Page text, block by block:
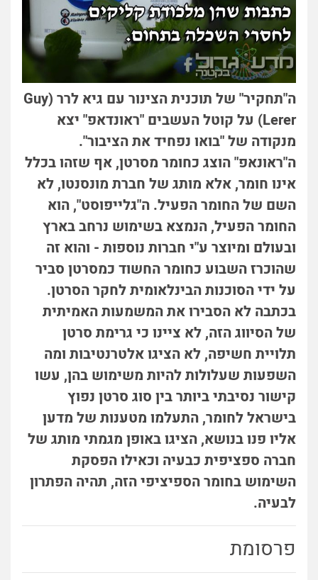
ה"תחקיר" של תוכנית הצינור עם גיא לרר (Guy
Lerer) על קוטל העשבים "ראונדאפ" יצא
מנקודה של "בואו נפחיד את הציבור".
ה"ראונאפ" הוצג כחומר מסרטן, אף שזהו בכלל
אינו חומר, אלא מותג של חברת מונסנטו, לא
השם של החומר הפעיל. ה"גלייפוסט", הוא
החומר הפעיל, הנמצא בשימוש נרחב בארץ
ובעולם ומיוצר ע"י חברות נוספות - והוא זה
שהוכרז השבוע כחומר החשוד כמסרטן סביר
על ידי הסוכנות הבינלאומית לחקר הסרטן.
בכתבה לא הסבירו את המשמעות האמיתית
של הסיווג הזה, לא ציינו כי גרימת סרטן
תלויית חשיפה, לא הציגו אלטרנטיבות ומה
השפעות שעלולות להיות משימוש בהן, עשו
קישור נסיבתי ביותר בין סוג סרטן נפוץ
בישראל לחומר, התעלמו מטענות של מדען
אליו פנו בנושא, הציגו באופן מגמתי מותג של
חברה ספציפית כבעיה וכאילו הפסקת
השימוש בחומר הספיציפי הזה, תהיה הפתרון
לבעיה.
פרסומת